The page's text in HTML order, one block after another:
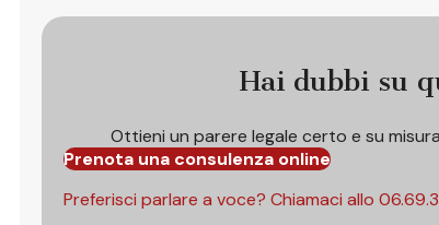
Hai dubbi su
Ottieni un parere legale certo e su
Prenota una consulenza online
Preferisci parlare a voce? Chiamaci allo